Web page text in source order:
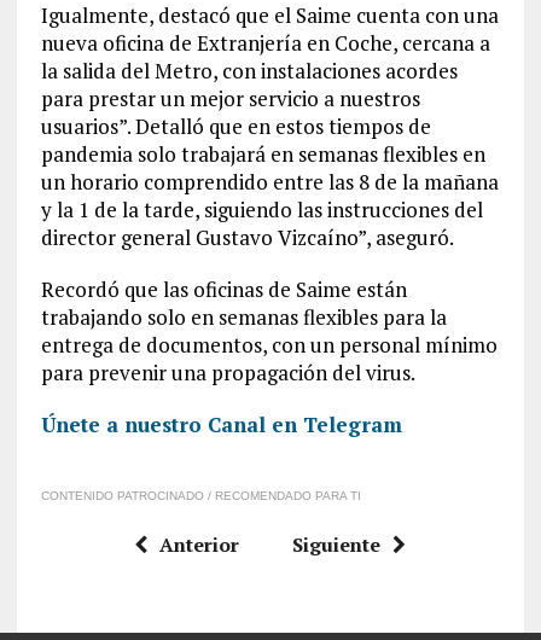
Igualmente, destacó que el Saime cuenta con una
nueva oficina de Extranjería en Coche, cercana a
la salida del Metro, con instalaciones acordes
para prestar un mejor servicio a nuestros
usuarios”. Detalló que en estos tiempos de
pandemia solo trabajará en semanas flexibles en
un horario comprendido entre las 8 de la mañana
y la 1 de la tarde, siguiendo las instrucciones del
director general Gustavo Vizcaíno”, aseguró.
Recordó que las oficinas de Saime están
trabajando solo en semanas flexibles para la
entrega de documentos, con un personal mínimo
para prevenir una propagación del virus.
Únete a nuestro Canal en Telegram
CONTENIDO PATROCINADO / RECOMENDADO PARA TI
Anterior Siguiente